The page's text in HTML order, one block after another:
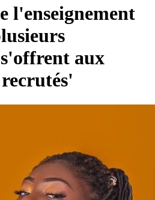
l'enseignement
aux